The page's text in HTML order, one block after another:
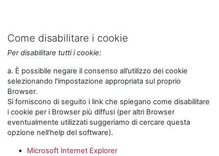
Come disabilitare i cookie
Per disabilitare tutti i cookie:
a. È possibile negare il consenso all’utilizzo dei cookie
selezionando l'impostazione appropriata sul proprio
Browser.
Si forniscono di seguito i link che spiegano come disabilitare
i cookie per i Browser più diffusi (per altri Browser
eventualmente utilizzati suggeriamo di cercare questa
opzione nell’help del software).
Microsoft Internet Explorer